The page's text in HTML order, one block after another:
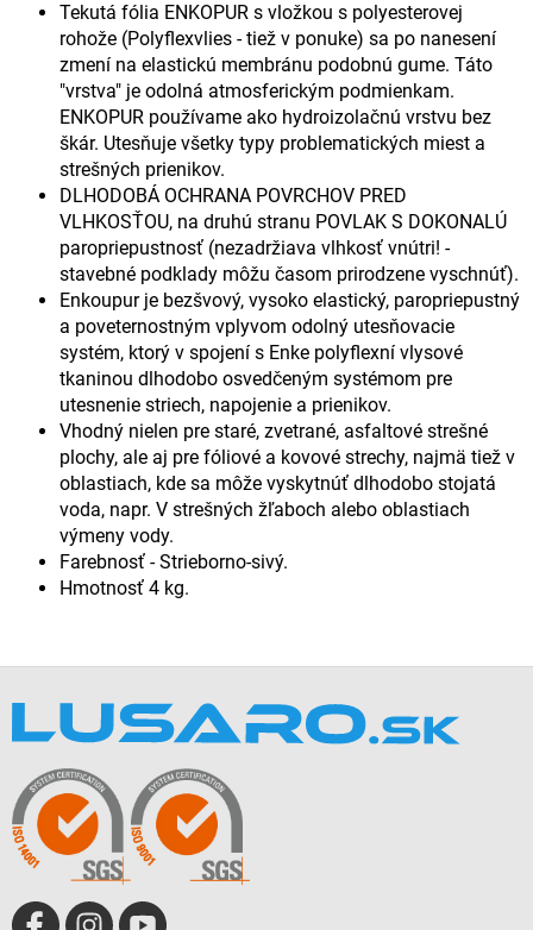
Tekutá fólia ENKOPUR s vložkou s polyesterovej
rohože (Polyflexvlies - tiež v ponuke) sa po nanesení
zmení na elastickú membránu podobnú gume. Táto
"vrstva" je odolná atmosferickým podmienkam.
ENKOPUR používame ako hydroizolačnú vrstvu bez
škár. Utesňuje všetky typy problematických miest a
strešných prienikov.
DLHODOBÁ OCHRANA POVRCHOV PRED
VLHKOSŤOU, na druhú stranu POVLAK S DOKONALÚ
paropriepustnosť (nezadržiava vlhkosť vnútri! -
stavebné podklady môžu časom prirodzene vyschnúť).
Enkoupur je bezšvový, vysoko elastický, paropriepustný
a poveternostným vplyvom odolný utesňovacie
systém, ktorý v spojení s Enke polyflexní vlysové
tkaninou dlhodobo osvedčeným systémom pre
utesnenie striech, napojenie a prienikov.
Vhodný nielen pre staré, zvetrané, asfaltové strešné
plochy, ale aj pre fóliové a kovové strechy, najmä tiež v
oblastiach, kde sa môže vyskytnúť dlhodobo stojatá
voda, napr. V strešných žľaboch alebo oblastiach
výmeny vody.
Farebnosť - Strieborno-sivý.
Hmotnosť 4 kg.